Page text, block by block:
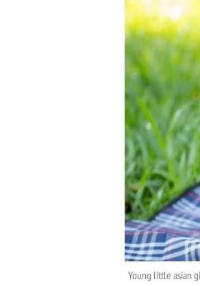
Young little asian